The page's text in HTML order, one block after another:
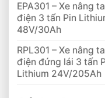
EPA301 – Xe nâng
điện 3 tấn Pin
48V/30Ah
RPL301 – Xe nâng
điện đứng lái 3 tấn
Lithium 24V/205Ah